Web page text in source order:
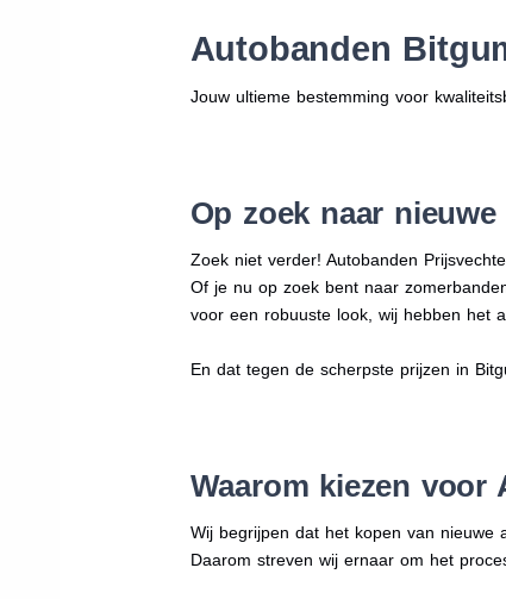
Autobanden
Jouw ultieme bestemming voor
Op zoek naar
Zoek niet verder! Autobanden
Of je nu op zoek bent naar
voor een robuuste look, wij hebben het
En dat tegen de scherpste prijzen in
Waarom kiezen
Wij begrijpen dat het kopen van nieuwe
Daarom streven wij ernaar om het